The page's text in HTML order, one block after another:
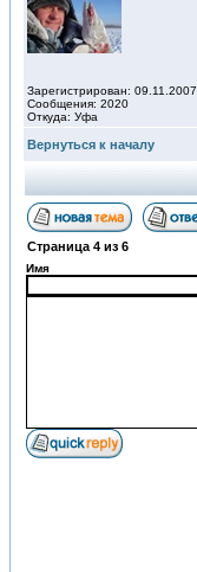
Зарегистрирован: 09.11.2007
Сообщения: 2020
Откуда: Уфа
Вернуться к началу
Страница 4 из 6
Имя